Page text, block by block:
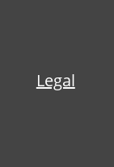
Legal